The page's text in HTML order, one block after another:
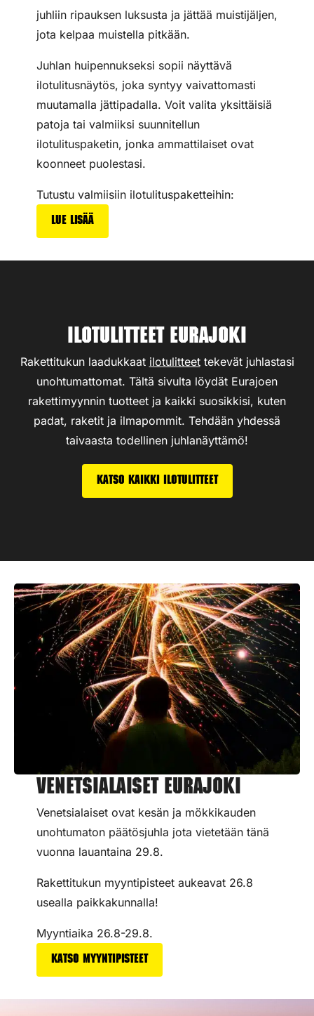
juhliin ripauksen luksusta ja jättää muistijäljen,
jota kelpaa muistella pitkään.
Juhlan huipennukseksi sopii näyttävä
ilotulitusnäytös, joka syntyy vaivattomasti
muutamalla jättipadalla. Voit valita yksittäisiä
patoja tai valmiiksi suunnitellun
ilotulituspaketin, jonka ammattilaiset ovat
koonneet puolestasi.
Tutustu valmiisiin ilotulituspaketteihin:
Lue lisää
Ilotulitteet Eurajoki
Rakettitukun laadukkaat ilotulitteettekevät juhlastasi
unohtumattomat. Tältä sivulta löydät Eurajoen
rakettimyynnin tuotteet ja kaikki suosikkisi, kuten
padat, raketit ja ilmapommit. Tehdään yhdessä
taivaasta todellinen juhlanäyttämö!
Katso kaikki ilotulitteet
Venetsialaiset Eurajoki
Venetsialaiset ovat kesän ja mökkikauden
unohtumaton päätösjuhla jota vietetään tänä
vuonna lauantaina 29.8.
Rakettitukun myyntipisteet aukeavat 26.8
usealla paikkakunnalla!
Myyntiaika 26.8-29.8.
Katso myyntipisteet